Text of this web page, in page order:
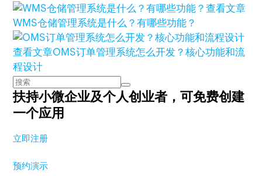
查看文章
WMS仓储管理系统是什么？有哪些功能？
查看文章OMS订单管理系统怎么开发？核心功能和流
程设计
扶持小微企业及个人创业者，可免费创建
一个应用
立即注册
预约演示